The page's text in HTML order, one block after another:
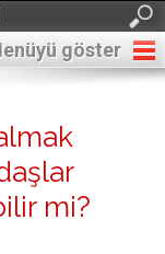
göster
mi?